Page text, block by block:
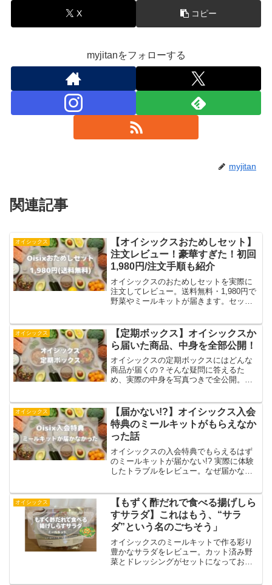
X コピー
myjitanをフォローする
myjitan
関連記事
オイシックス
【オイシックスおためしセット】
注文レビュー！豪華すぎた！初回
1,980円/注文手順も紹介
オイシックスのおためしセットを実際に
注文してレビュー。送料無料・1,980円で
野菜やミールキットが届きます。セット
お得な買い方を解説。実際に味わった感
想もまとめました。
オイシックス
【定期ボックス】オイシックスか
ら届いた商品、中身を全部公開！
オイシックスの定期ボックスにはどんな
商品が届くの？そんな疑問に答えるた
め、実際の中身を写真つきで全公開。ミ
す。定期ボックスの仕組みや送料無料ラ
インもわかりやすく解説。届く内容は時
期によって変わるため、利用前の参考に
してください。
オイシックス
【届かない!?】オイシックス入会
特典のミールキットがもらえなか
った話
オイシックスの入会特典でもらえるはず
のミールキットが届かない!? 実際に体験
したトラブルをレビュー。なぜ届かなか
方が同じ失敗をしないための注意点や対
策もまとめました。リアルな体験談で
す。
オイシックス
【もずく酢だれで食べる揚げしら
すサラダ】これはもう、“サラ
ダ”という名のごちそう」
オイシックスのミールキットで作る彩り
豊かなサラダをレビュー。カット済み野
菜とドレッシングがセットになってお